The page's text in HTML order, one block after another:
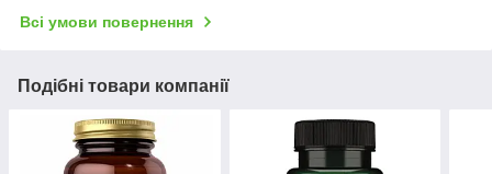
Всі умови повернення
Подібні товари компанії